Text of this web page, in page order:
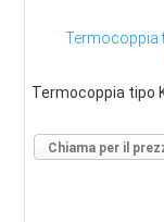
Termocoppia
Termocoppia tipo
Chiama per il